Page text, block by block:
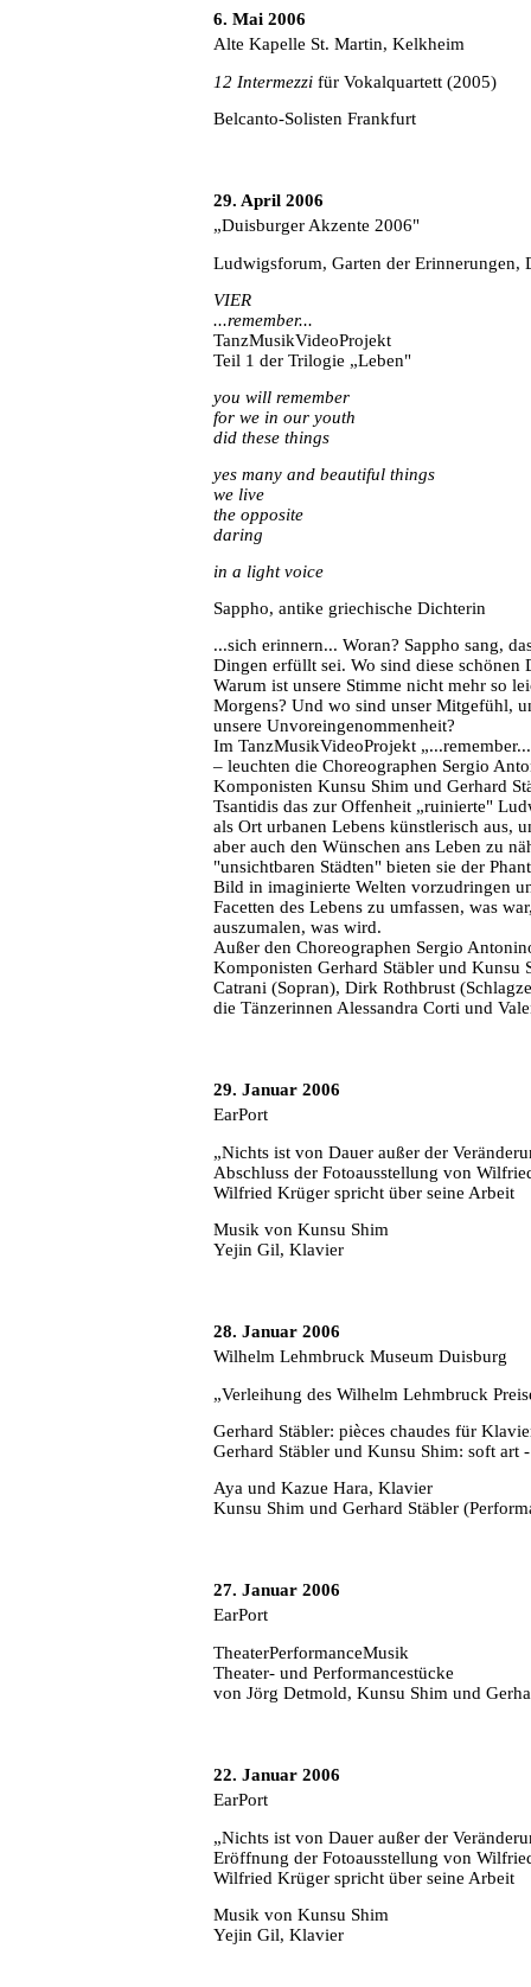
6. Mai 2006
Alte Kapelle St. Martin, Kelkheim
12 Intermezzi für Vokalquartett (2005)
Belcanto-Solisten Frankfurt
29. April 2006
„Duisburger Akzente 2006"
Ludwigsforum, Garten der Erinnerungen,
VIER
...remember...
TanzMusikVideoProjekt
Teil 1 der Trilogie „Leben"
you will remember
for we in our youth
did these things
yes many and beautiful things
we live
the opposite
daring
in a light voice
Sappho, antike griechische Dichterin
...sich erinnern... Woran? Sappho sang,
Dingen erfüllt sei. Wo sind diese schönen
Warum ist unsere Stimme nicht mehr so
Morgens? Und wo sind unser Mitgefühl,
unsere Unvoreingenommenheit?
Im TanzMusikVideoProjekt
– leuchten die Choreographen Sergio
Komponisten Kunsu Shim und Gerhard
Tsantidis das zur Offenheit „ruinierte"
als Ort urbanen Lebens künstlerisch aus,
aber auch den Wünschen ans Leben zu
"unsichtbaren Städten" bieten sie der
Bild in imaginierte Welten vorzudringen
Facetten des Lebens zu umfassen, was
auszumalen, was wird.
Außer den Choreographen Sergio
Komponisten Gerhard Stäbler und Kunsu
Catrani (Sopran), Dirk Rothbrust
die Tänzerinnen Alessandra Corti und
29. Januar 2006
EarPort
„Nichts ist von Dauer außer der
Abschluss der Fotoausstellung von
Wilfried Krüger spricht über seine Arbeit
Musik von Kunsu Shim
Yejin Gil, Klavier
28. Januar 2006
Wilhelm Lehmbruck Museum Duisburg
„Verleihung des Wilhelm Lehmbruck
Gerhard Stäbler: pièces chaudes für
Gerhard Stäbler und Kunsu Shim: soft art
Aya und Kazue Hara, Klavier
Kunsu Shim und Gerhard Stäbler
27. Januar 2006
EarPort
TheaterPerformanceMusik
Theater- und Performancestücke
von Jörg Detmold, Kunsu Shim und
22. Januar 2006
EarPort
„Nichts ist von Dauer außer der
Eröffnung der Fotoausstellung von
Wilfried Krüger spricht über seine Arbeit
Musik von Kunsu Shim
Yejin Gil, Klavier